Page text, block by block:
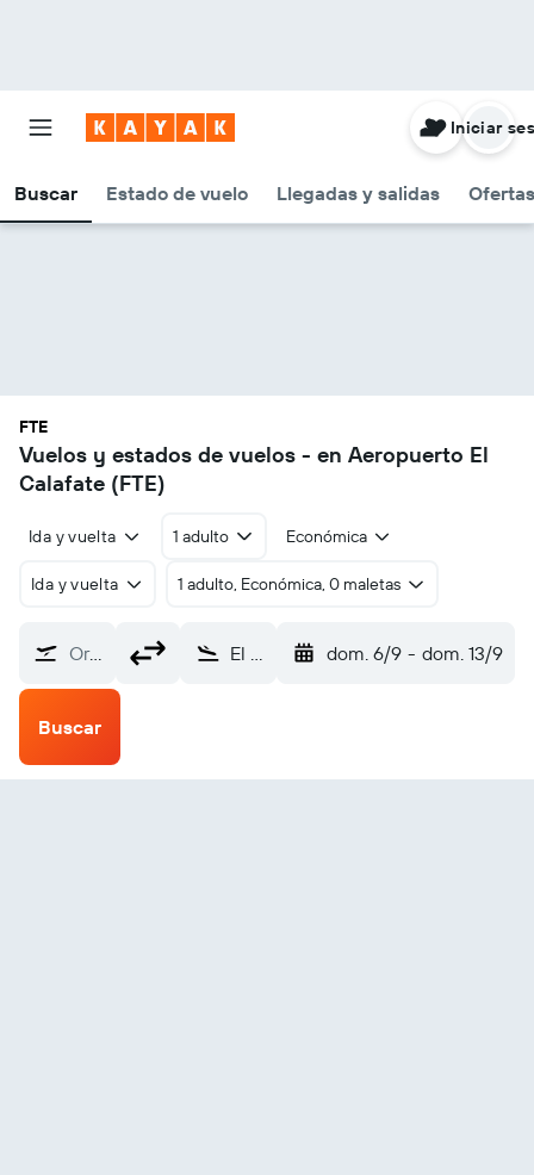
Buscar Estado de vuelo Llegadas y salidas Ofertas
Iniciar
FTE
Vuelos y estados de vuelos - en Aeropuerto El
Calafate (FTE)
Ida y vuelta 1 adulto Económica
Ida y vuelta 1 adulto, Económica, 0 maletas
Origen El Calafate (FTE) dom. 6/9 - dom. 13/9
Buscar